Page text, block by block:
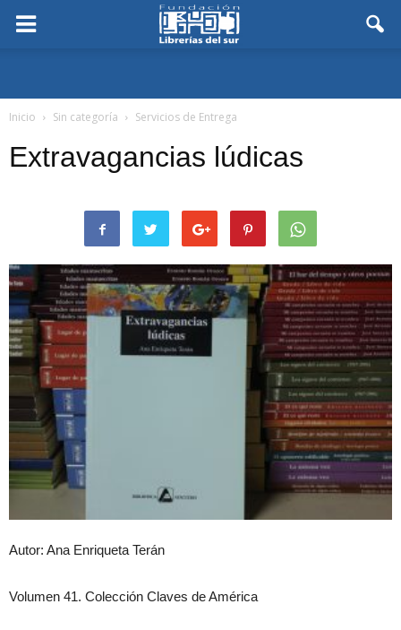
Inicio Sin categoría Servicios de Entrega
Extravagancias lúdicas
Autor: Ana Enriqueta Terán
Volumen 41. Colección Claves de América